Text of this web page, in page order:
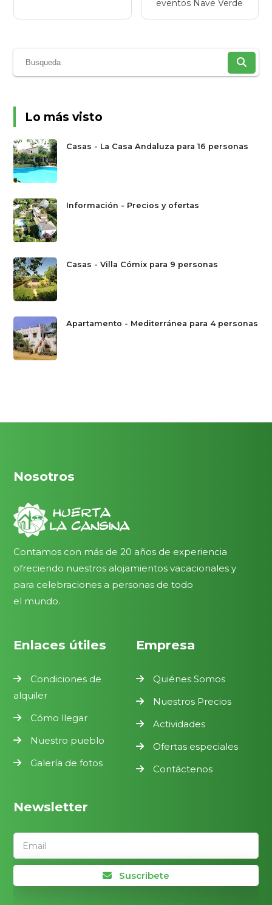
eventos Nave Verde
Lo más visto
Casas - La Casa Andaluza para 16 personas
Información - Precios y ofertas
Casas - Villa Cómix para 9 personas
Apartamento - Mediterránea para 4 personas
Nosotros
Contamos con más de 20 años de experiencia
ofreciendo nuestros alojamientos vacacionales y
para celebraciones a personas de todo
el mundo.
Enlaces útiles
Condiciones de
alquiler
Cómo llegar
Nuestro pueblo
Galería de fotos
Empresa
Quiénes Somos
Nuestros Precios
Actividades
Ofertas especiales
Contáctenos
Newsletter
Email
Suscribete